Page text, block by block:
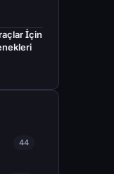
İçin
44